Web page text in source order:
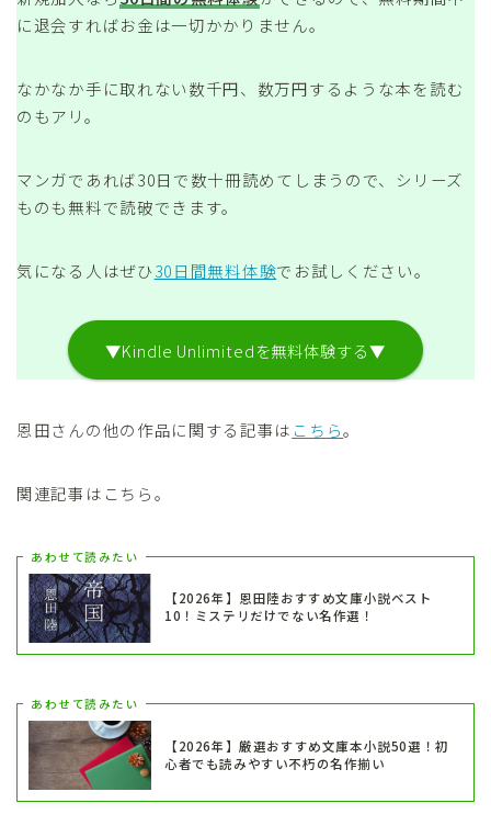
に退会すればお金は一切かかりません。
なかなか手に取れない数千円、数万円するような本を読む
のもアリ。
マンガであれば30日で数十冊読めてしまうので、シリーズ
ものも無料で読破できます。
気になる人はぜひ30日間無料体験でお試しください。
▼Kindle Unlimitedを無料体験する▼
恩田さんの他の作品に関する記事は こちら。
関連記事はこちら。
あわせて読みたい
【2026年】恩田陸おすすめ文庫小説ベスト
10！ミステリだけでない名作選！
あわせて読みたい
【2026年】厳選おすすめ文庫本小説50選！初
心者でも読みやすい不朽の名作揃い